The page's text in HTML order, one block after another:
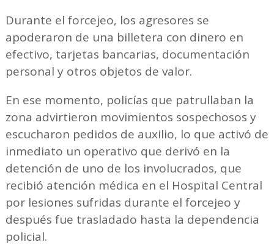
Durante el forcejeo, los agresores se
apoderaron de una billetera con dinero en
efectivo, tarjetas bancarias, documentación
personal y otros objetos de valor.
En ese momento, policías que patrullaban la
zona advirtieron movimientos sospechosos y
escucharon pedidos de auxilio, lo que activó de
inmediato un operativo que derivó en la
detención de uno de los involucrados, que
recibió atención médica en el Hospital Central
por lesiones sufridas durante el forcejeo y
después fue trasladado hasta la dependencia
policial.